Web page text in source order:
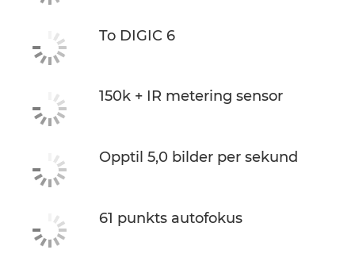
To DIGIC 6
150k + IR metering sensor
Opptil 5,0 bilder per sekund
61 punkts autofokus